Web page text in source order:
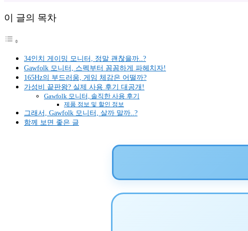
이 글의 목차
34인치 게이밍 모니터, 정말 괜찮을까..?
Gawfolk 모니터, 스펙부터 꼼꼼하게 파헤치자!
165Hz의 부드러움, 게임 체감은 어떨까?
가성비 끝판왕? 실제 사용 후기 대공개!
Gawfolk 모니터, 솔직한 사용 후기
제품 정보 및 할인 정보
그래서, Gawfolk 모니터, 살까 말까..?
함께 보면 좋은 글